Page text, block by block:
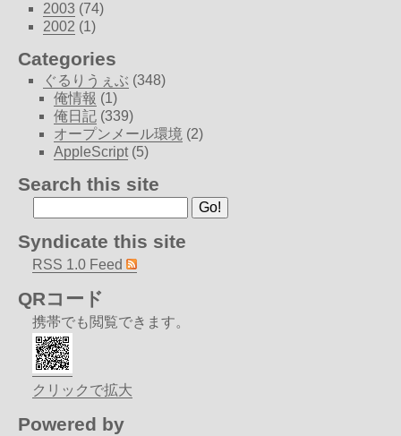
2003 (74)
2002 (1)
Categories
ぐるりうぇぶ (348)
俺情報 (1)
俺日記 (339)
オープンメール環境 (2)
AppleScript (5)
Search this site
Syndicate this site
RSS 1.0 Feed
QRコード
携帯でも閲覧できます。
クリックで拡大
Powered by